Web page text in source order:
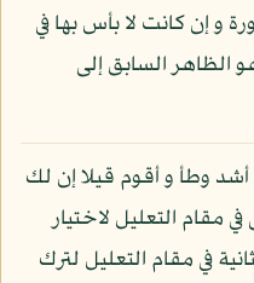
و إن كانت لا بأس بها في
السابق إلى
وطأ و أقوم قيلا إن لك
في مقام التعليل لاختيار
في مقام التعليل لترك